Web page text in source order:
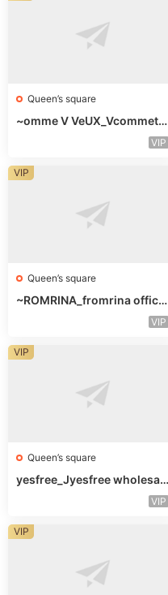
Queen’s square
~omme V VeUX_Vcommetu
VIP
Queen’s square
~ROMRINA_fromrina officia
VIP
VIP
Queen’s square
yesfree_Jyesfree wholesal
VIP
VIP
VIP